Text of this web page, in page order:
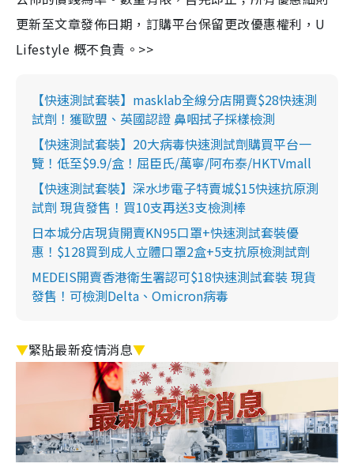
更新至文章發佈日期，訂購平台保留更改優惠權利，U
Lifestyle 概不負責。>>
【快速測試套裝】masklab全線分店開賣$28快速測
試劑！獲歐盟、英國認證 鼻咽拭子採樣檢測
【快速測試套裝】20大病毒快速測試劑購買平台一
覽！低至$9.9/盒！屈臣氏/萬寧/阿布泰/HKTVmall
【快速測試套裝】深水埗電子特賣城$15快速抗原測
試劑 現貨發售！買10支再送3支檢測棒
日本城分店現貨開賣KN95口罩+快速測試套裝優
惠！$128買到成人立體口罩2盒+5支抗原檢測試劑
MEDEIS開賣香港衛生署認可$18快速測試套裝 現貨
發售！可檢測Delta、Omicron病毒
▼緊貼最新疫情消息▼